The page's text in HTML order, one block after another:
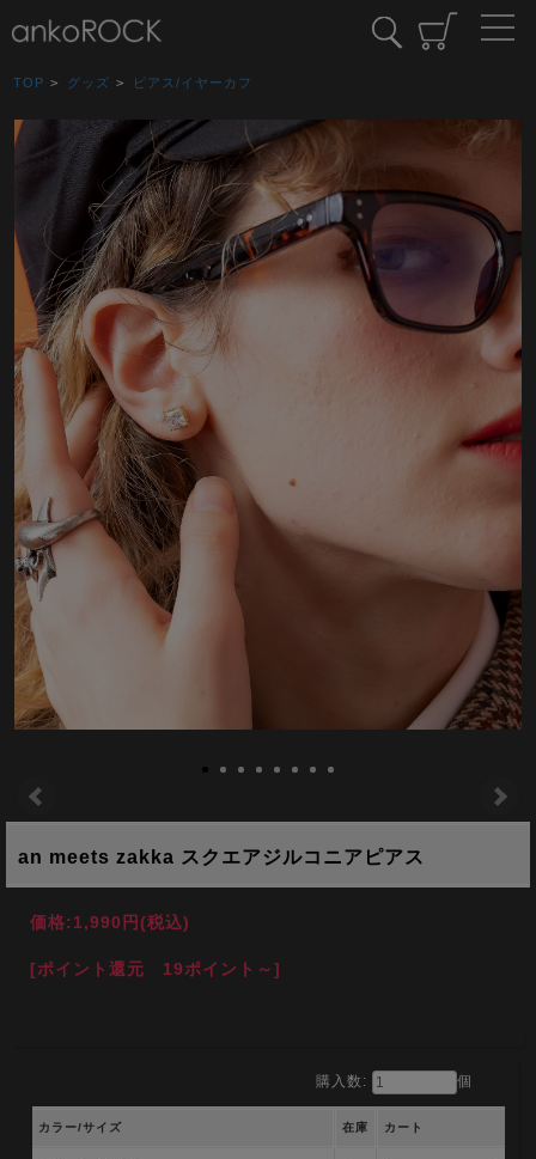
TOP > グッズ > ピアス/イヤーカフ
an meets zakka スクエアジルコニアピアス
価格:1,990円(税込)
[ポイント還元 19ポイント～]
購入数: 個
カラー/サイズ 在庫 カート